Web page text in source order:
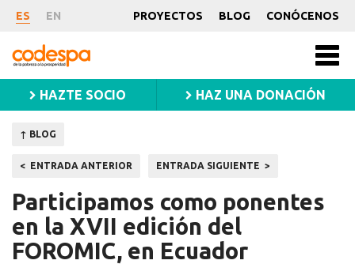
Noticia
ES EN PROYECTOS BLOG CONÓCENOS
CODESPA
HAZTE SOCIO HAZ UNA DONACIÓN
↑ BLOG
Navegación
de
entradas
ENTRADA ANTERIOR ENTRADA SIGUIENTE
Participamos como ponentes
en la XVII edición del
FOROMIC, en Ecuador